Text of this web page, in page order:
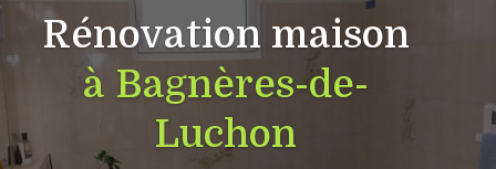
Rénovation maison
à Bagnères-de-
Luchon